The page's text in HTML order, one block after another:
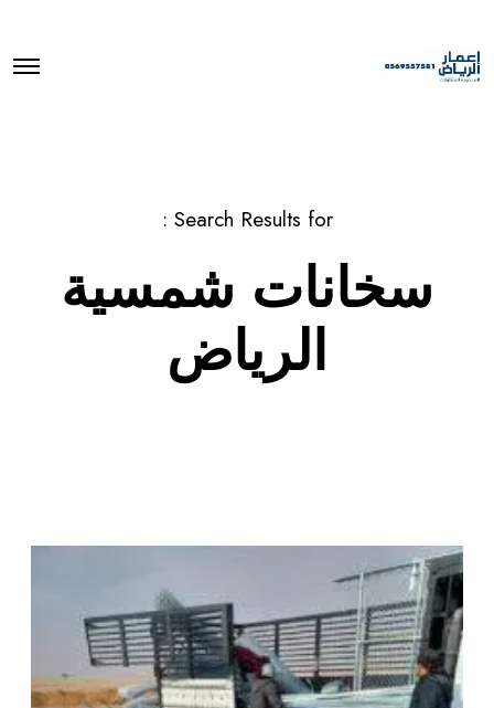
O
Search Results for :
سخانات شمسية
الرياض